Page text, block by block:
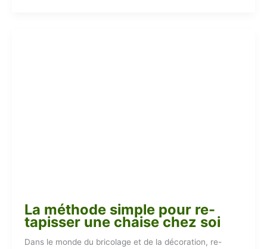
La méthode simple pour re-
tapisser une chaise chez soi
Dans le monde du bricolage et de la décoration, re-